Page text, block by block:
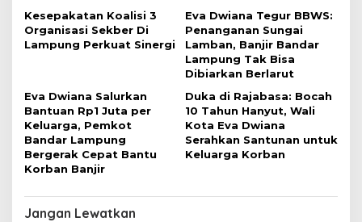
Kesepakatan Koalisi 3
Organisasi Sekber Di
Lampung Perkuat Sinergi
Eva Dwiana Tegur BBWS:
Penanganan Sungai
Lamban, Banjir Bandar
Lampung Tak Bisa
Dibiarkan Berlarut
Eva Dwiana Salurkan
Bantuan Rp1 Juta per
Keluarga, Pemkot
Bandar Lampung
Bergerak Cepat Bantu
Korban Banjir
Duka di Rajabasa: Bocah
10 Tahun Hanyut, Wali
Kota Eva Dwiana
Serahkan Santunan untuk
Keluarga Korban
Jangan Lewatkan